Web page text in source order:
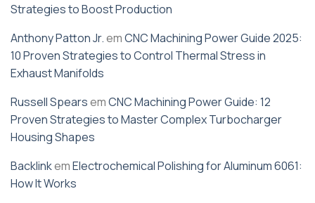
Strategies to Boost Production
Anthony Patton Jr.emCNC Machining Power Guide 2025:
10 Proven Strategies to Control Thermal Stress in
Exhaust Manifolds
Russell SpearsemCNC Machining Power Guide: 12
Proven Strategies to Master Complex Turbocharger
Housing Shapes
BacklinkemElectrochemical Polishing for Aluminum 6061:
How It Works